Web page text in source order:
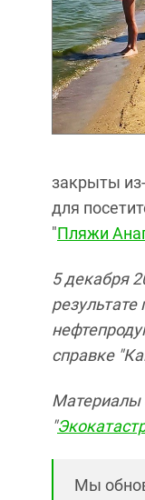
закрыты
для
"Пляжи
5 декабря
справке
Материалы
"
Мы